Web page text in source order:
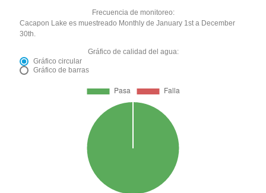
Frecuencia de monitoreo:
Cacapon Lake es muestreado Monthly de January 1st a December
30th.
Gráfico de calidad del agua:
Gráfico circular
Gráfico de barras